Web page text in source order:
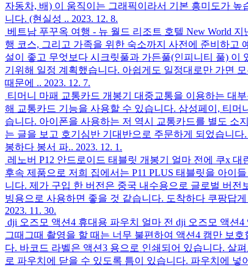
자동차, 배) 이 움직이는 그래픽이라서 기본 흥미도가
니다. (현실성 .. 2023. 12. 8.
베트남 푸꾸옥 여행 - 뉴 월드 리조트 호텔 New World 지
행 코스, 그리고 가족을 위한 숙소까지 사전에 준비하고
설이 좋고 무엇보다 시크릿풀과 가든풀(인피니티 풀) 이
기위해 일정 계획했습니다. 아쉽게도 일정대로만 가면
때문에 .. 2023. 12. 7.
티머니 마패 교통카드 개봉기
대중교통을 이용하는 대
해 교통카드 기능을 사용할 수 있습니다. 삼성페이, 티
습니다. 아이폰을 사용하는 저 역시 교통카드를 별도 소
는 글을 보고 호기심반 기대반으로 주문하게 되었습니
봉하다 봉서 파.. 2023. 12. 1.
레노버 P12 안드로이드 태블릿 개봉기
얼마 전에 쿠x 대
후속 제품으로 저희 집에서는 P11 PLUS 태블릿을 아이
니다. 제가 구입 한 버전은 중국 내수용으로 글로벌 버
빙용으로 사용하면 좋을 것 같습니다. 도착하다 쿠팡답
2023. 11. 30.
dji 오즈모 액션4 휴대용 파우치
얼마 전 dji 오즈모 액션
그때그때 촬영을 할 때는 너무 불편하여 액션4 캠만 보
다. 바코드 라벨은 액션3 용으로 인쇄되어 있습니다. 살
로 파우치에 닫을 수 있도록 틈이 있습니다. 파우치에